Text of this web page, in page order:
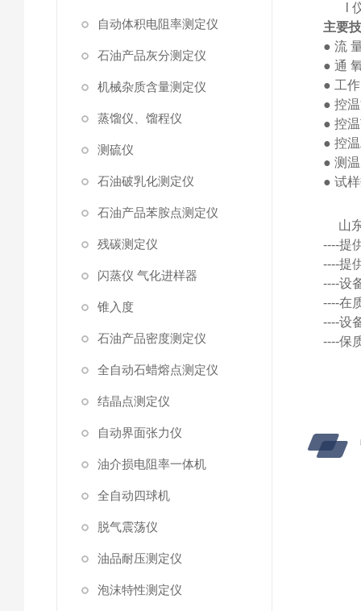
自动体积电阻率测定仪
石油产品灰分测定仪
机械杂质含量测定仪
蒸馏仪、馏程仪
测硫仪
石油破乳化测定仪
石油产品苯胺点测定仪
残碳测定仪
闪蒸仪 气化进样器
锥入度
石油产品密度测定仪
全自动石蜡熔点测定仪
结晶点测定仪
自动界面张力仪
油介损电阻率一体机
全自动四球机
脱气震荡仪
油品耐压测定仪
泡沫特性测定仪
l
主要
● 流
● 通
● 工
● 控
● 控
● 控
● 测
● 试
山
----提
----提
----设
----在
----设
----保